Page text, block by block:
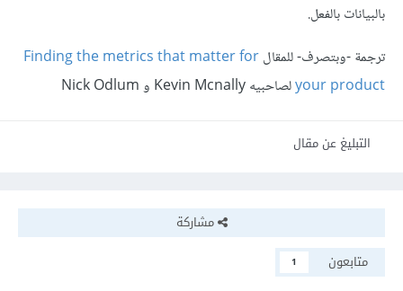
بالبيانات بالفعل.
ترجمة -وبتصرف- للمقالFinding the metrics that matter for
your productلصاحبيه Kevin Mcnally و Nick Odlum
التبليغ عن مقال
مشاركة
متابعون
1